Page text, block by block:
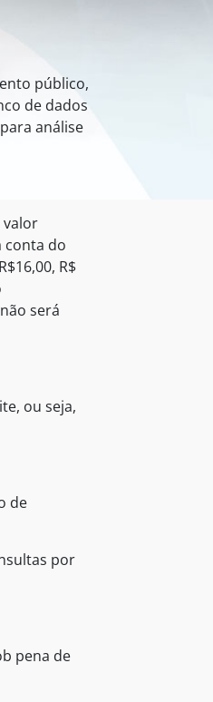
público,
de dados
análise
valor
conta do
R$
será
ou seja,
de
por
pena de